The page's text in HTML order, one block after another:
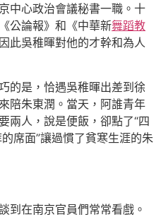
中心政治會議秘書一職。十
公論報》和《中華新舞蹈教
此吳稚暉對他的才幹和為人
的是，恰遇吳稚暉出差到徐
陪朱東潤。當天，阿誰青年
兩人，說是便飯，卻點了“四
席面”讓過慣了貧寒生涯的朱
到在南京官員們常常看戲。